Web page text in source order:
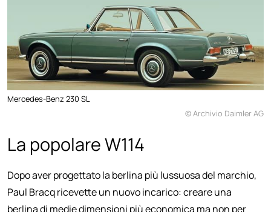
Mercedes-Benz 230 SL
© Archivio Daimler AG
La popolare W114
Dopo aver progettato la berlina più lussuosa del marchio,
Paul Bracq ricevette un nuovo incarico: creare una
berlina di medie dimensioni più economica ma non per